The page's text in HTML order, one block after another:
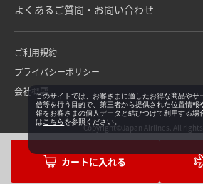
よくあるご質問・お問い合わせ
ご利用規約
プライバシーポリシー
会社概要
Copyright©Japan Airlines. All rights
このサイトでは、お客さまに適したお得な商品やサ
信等を行う目的で、第三者から提供された位置情報
報をお客さまの個人データと結びつけて利用する場
は こちらを参照ください。